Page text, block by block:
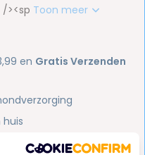
><sp Toon meer
en Gratis Verzenden
huis